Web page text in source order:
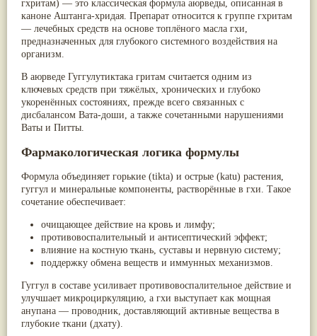
гхритам) — это классическая формула аюрведы, описанная в
каноне Аштанга-хридая . Препарат относится к группе гхритам
— лечебных средств на основе топлёного масла гхи,
предназначенных для глубокого системного воздействия на
организм.
В аюрведе Гуггулутиктака гритам считается одним из
ключевых средств при тяжёлых, хронических и глубоко
укоренённых состояниях, прежде всего связанных с
дисбалансом Вата-доши , а также сочетанными нарушениями
Ваты и Питты.
Фармакологическая логика формулы
Формула объединяет горькие (tikta) и острые (katu) растения,
гуггул и минеральные компоненты, растворённые в гхи. Такое
сочетание обеспечивает:
очищающее действие на кровь и лимфу;
противовоспалительный и антисептический эффект;
влияние на костную ткань, суставы и нервную систему;
поддержку обмена веществ и иммунных механизмов.
Гуггул в составе усиливает противовоспалительное действие и
улучшает микроциркуляцию, а гхи выступает как мощная
анупана — проводник, доставляющий активные вещества в
глубокие ткани (дхату).
Паслён черный(13)
Ипомея(12)
Коричник цейлонский (12)
Мирра(12)
Розовая соль
(12)
Каменная соль
Коровье молоко
Мукуна жгучая
Патала(11)
Перец чаба
Соссюрея/кушта(11)
Турпет (11)
Алойное дерево(10)
Пармелия(10)
Тмин обыкновенный(10)
Ашока(9)
Вишня гималайская(9)
Мурва (9)
Птерокарпус мешковидный(9)
Юстиция сосудистая/Васака(9)
Жасмин (8)